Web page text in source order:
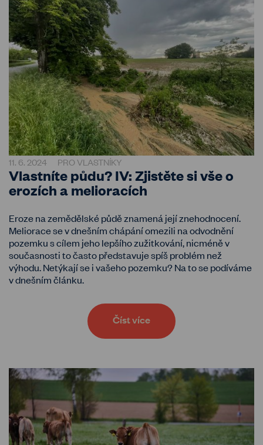
11. 6. 2024 PRO VLASTNÍKY
Vlastníte půdu? IV: Zjistěte si vše o
erozích a melioracích
Eroze na zemědělské půdě znamená její znehodnocení.
Meliorace se v dnešním chápání omezili na odvodnění
pozemku s cílem jeho lepšího zužitkování, nicméně v
současnosti to často představuje spíš problém než
výhodu. Netýkají se i vašeho pozemku? Na to se podíváme
v dnešním článku.
Číst více